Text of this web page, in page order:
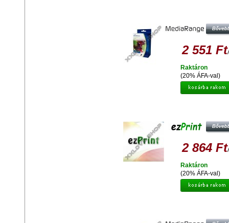
2 551 Ft
(20% ÁFA-val)
Raktáron
2 864 Ft
(20% ÁFA-val)
Raktáron
MULTIPACK (4)